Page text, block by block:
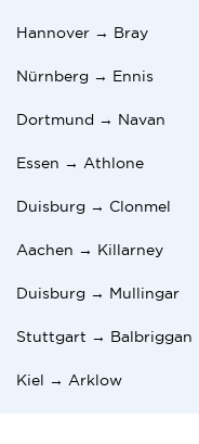
Hannover → Bray
Nürnberg → Ennis
Dortmund → Navan
Essen → Athlone
Duisburg → Clonmel
Aachen → Killarney
Duisburg → Mullingar
Stuttgart → Balbriggan
Kiel → Arklow